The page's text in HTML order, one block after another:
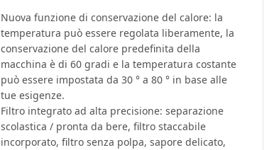
Nuova funzione di conservazione del calore: la
temperatura può essere regolata liberamente, la
conservazione del calore predefinita della
macchina è di 60 gradi e la temperatura costante
può essere impostata da 30 ° a 80 ° in base alle
tue esigenze.
Filtro integrato ad alta precisione: separazione
scolastica / pronta da bere, filtro staccabile
incorporato, filtro senza polpa, sapore delicato,